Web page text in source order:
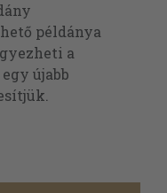
példánya
a
újabb